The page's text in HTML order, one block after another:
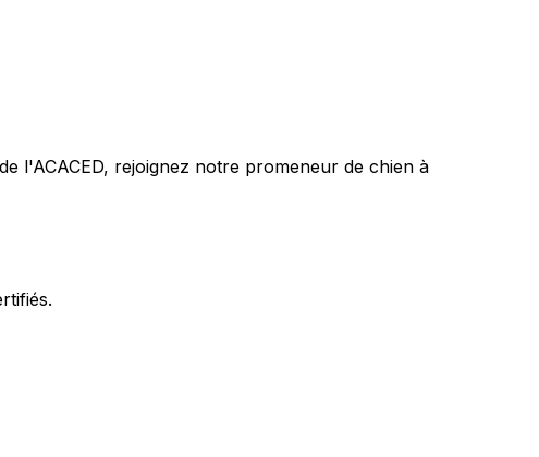
l'ACACED, rejoignez notre promeneur de chien à